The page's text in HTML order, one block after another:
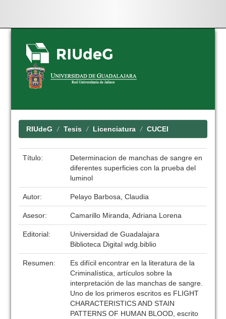
Skip
navigation
RIUdeG Tesis Licenciatura CUCEI
Título:
Determinacion de manchas de sangre en
diferentes superficies con la prueba del
luminol
Autor: Pelayo Barbosa, Claudia
Asesor: Camarillo Miranda, Adriana Lorena
Editorial:
Universidad de Guadalajara
Biblioteca Digital wdg.biblio
Resumen:
Es difícil encontrar en la literatura de la
Criminalística, artículos sobre la
interpretación de las manchas de sangre.
Uno de los primeros escritos es FLIGHT
CHARACTERISTICS AND STAIN
PATTERNS OF HUMAN BLOOD, escrito